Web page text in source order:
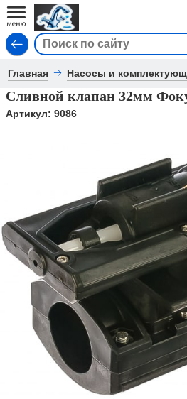
Главная Насосы и
Сливной клапан 32мм
Артикул: 9086